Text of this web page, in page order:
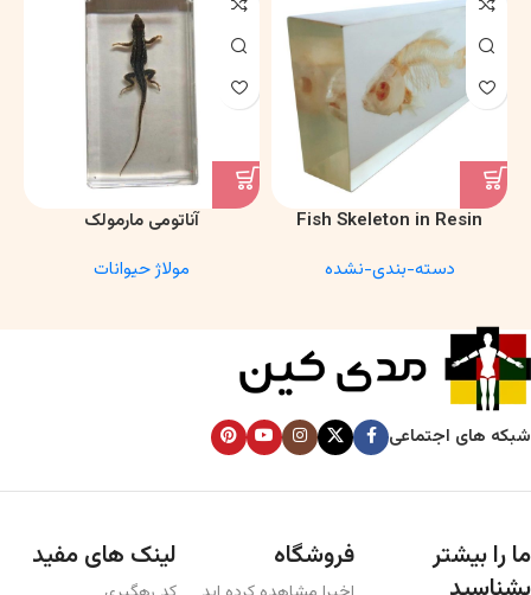
Fish Skeleton in Resin
Anatomy Specimen
دسته-بندی-نشده
آناتومی مارمولک
مولاژ حیوانات
شبکه های اجتماعی
ما را بیشتر
فروشگاه لینک های مفید